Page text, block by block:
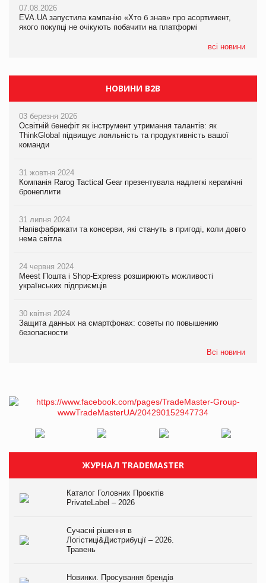
07.08.2026
EVA.UA запустила кампанію «Хто б знав» про асортимент,
якого покупці не очікують побачити на платформі
всі новини
07.08.2026
EVA.UA запустила кампанію «Хто б знав» про асортимент,
якого покупці не очікують побачити на платформі
НОВИНИ B2B
03 березня 2026
Освітній бенефіт як інструмент утримання талантів: як
ThinkGlobal підвищує лояльність та продуктивність вашої
команди
31 жовтня 2024
Компанія Rarog Tactical Gear презентувала надлегкі керамічні
бронеплити
31 липня 2024
Напівфабрикати та консерви, які стануть в пригоді, коли довго
нема світла
24 червня 2024
Meest Пошта і Shop-Express розширюють можливості
українських підприємців
30 квітня 2024
Защита данных на смартфонах: советы по повышению
безопасности
Всі новини
ЖУРНАЛ TRADEMASTER
Каталог Головних Проєктів
PrivateLabel – 2026
Сучасні рішення в
Логістиці&Дистрибуції – 2026.
Травень
Новинки. Просування брендів